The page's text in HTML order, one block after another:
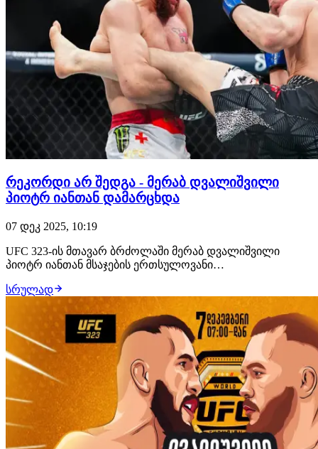
რეკორდი არ შედგა - მერაბ დვალიშვილი
პიოტრ იანთან დამარცხდა
07 დეკ 2025, 10:19
UFC 323-ის მთავარ ბრძოლაში მერაბ დვალიშვილი
პიოტრ იანთან მსაჯების ერთსულოვანი
საკმაოდ ახლო და თანაბარი, მაგრამ მეტოქის
დაზიანების მხრივ უპირატესობა რუს მებრძოლს ჰქონდა.
სამწუხაროდ, დასრულდა რეკორდული სერია,
რომელსაც ქართველი ექს-ჩემპიონი…
სრულად